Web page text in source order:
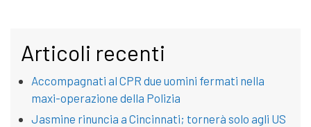
Articoli recenti
Accompagnati al CPR due uomini fermati nella
maxi-operazione della Polizia
Jasmine rinuncia a Cincinnati; tornerà solo agli US